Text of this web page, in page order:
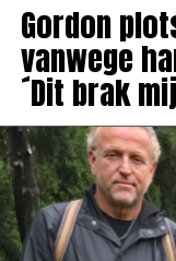
Gordon
vanwege
´Dit brak